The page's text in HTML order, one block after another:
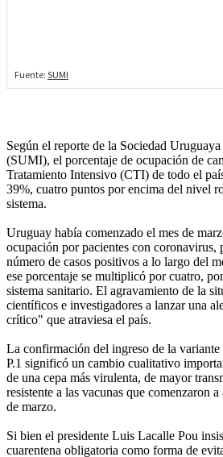
Según el reporte de la Sociedad
(SUMI), el porcentaje de ocupación de
Tratamiento Intensivo (CTI) de todo el
39%, cuatro puntos por encima del nivel
sistema.
Uruguay había comenzado el mes de
ocupación por pacientes con coronavirus,
número de casos positivos a lo largo del
ese porcentaje se multiplicó por cuatro,
sistema sanitario. El agravamiento de la
científicos e investigadores a lanzar una
crítico" que atraviesa el país.
La confirmación del ingreso de la
P.1 significó un cambio cualitativo
de una cepa más virulenta, de mayor
resistente a las vacunas que comenzaron
de marzo.
Si bien el presidente Luis Lacalle Pou
cuarentena obligatoria como forma de